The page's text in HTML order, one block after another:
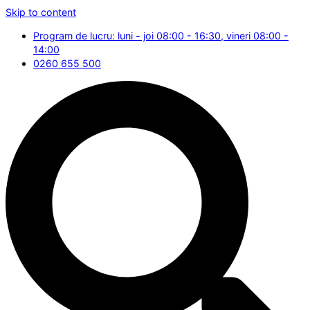
Skip to content
Program de lucru: luni - joi 08:00 - 16:30, vineri 08:00 -
14:00
0260 655 500